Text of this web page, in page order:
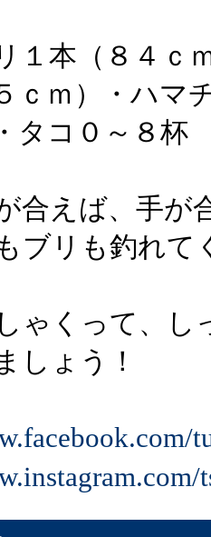
１本（８４ｃ
ｃｍ）・ハマ
タコ０～８杯
合えば、手が
ブリも釣れて
ゃくって、し
しょう！